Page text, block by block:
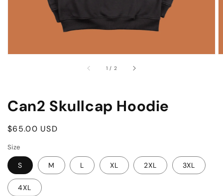
1 / of
2
Can2 Skullcap Hoodie
Regular
$65.00 USD
Size
S M L XL 2XL 3XL
4XL